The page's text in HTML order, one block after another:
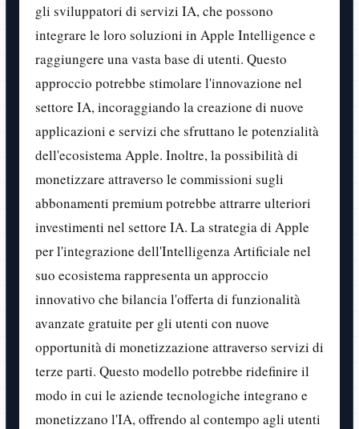
gli sviluppatori di servizi IA, che possono
integrare le loro soluzioni in Apple Intelligence e
raggiungere una vasta base di utenti. Questo
approccio potrebbe stimolare l'innovazione nel
settore IA, incoraggiando la creazione di nuove
applicazioni e servizi che sfruttano le potenzialità
dell'ecosistema Apple. Inoltre, la possibilità di
monetizzare attraverso le commissioni sugli
abbonamenti premium potrebbe attrarre ulteriori
investimenti nel settore IA. La strategia di Apple
per l'integrazione dell'Intelligenza Artificiale nel
suo ecosistema rappresenta un approccio
innovativo che bilancia l'offerta di funzionalità
avanzate gratuite per gli utenti con nuove
opportunità di monetizzazione attraverso servizi di
terze parti. Questo modello potrebbe ridefinire il
modo in cui le aziende tecnologiche integrano e
monetizzano l'IA, offrendo al contempo agli utenti